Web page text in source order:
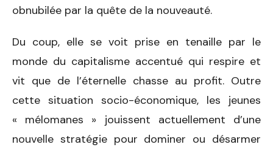
obnubilée par la quête de la nouveauté.
Du coup, elle se voit prise en tenaille par le
monde du capitalisme accentué qui respire et
vit que de l’éternelle chasse au profit. Outre
cette situation socio-économique, les jeunes
« mélomanes » jouissent actuellement d’une
nouvelle stratégie pour dominer ou désarmer